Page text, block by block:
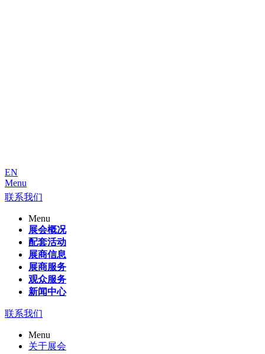
EN
Menu
联系我们
Menu
展会概况
配套活动
展商信息
展商服务
观众服务
新闻中心
联系我们
Menu
关于展会